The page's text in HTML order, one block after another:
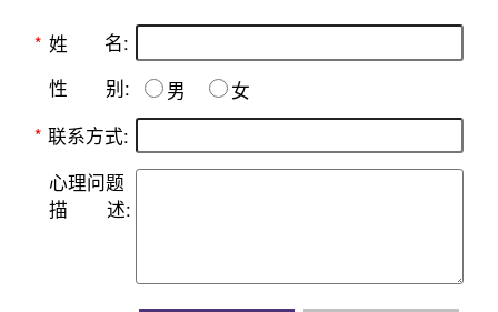
* 姓 名:
性 别: 男
女
* 联系方式:
心理问题
描
述: